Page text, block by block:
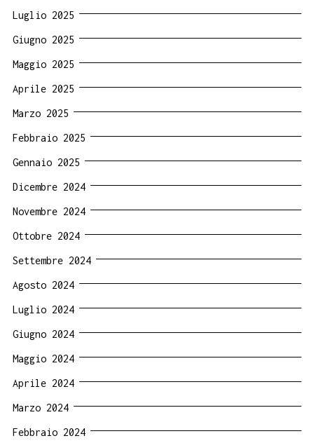
Luglio 2025
Giugno 2025
Maggio 2025
Aprile 2025
Marzo 2025
Febbraio 2025
Gennaio 2025
Dicembre 2024
Novembre 2024
Ottobre 2024
Settembre 2024
Agosto 2024
Luglio 2024
Giugno 2024
Maggio 2024
Aprile 2024
Marzo 2024
Febbraio 2024